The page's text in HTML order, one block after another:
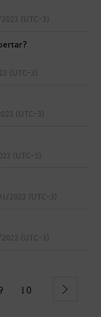
(UTC-3)
(UTC-3)
(UTC-3)
(UTC-3)
2023 (UTC-3)
(UTC-3)
10 next